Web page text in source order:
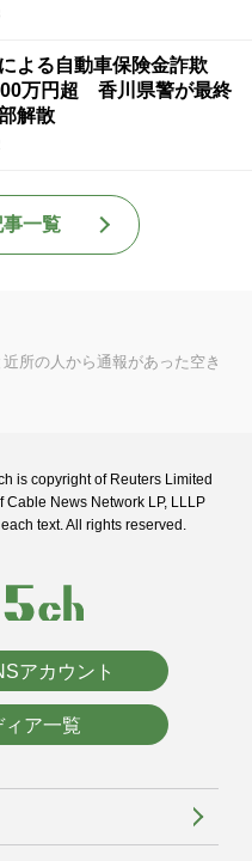
よる自動車保険金詐欺
万円超 香川県警が最終
解散
一覧
所の人から通報があった空き
is copyright of Reuters Limited
News Network LP, LLLP
text. All rights reserved.
アカウント
ィア一覧